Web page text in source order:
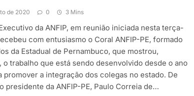
de 2020 0 3 Mins
da ANFIP, em reunião iniciada nesta terça-
com entusiasmo o Coral ANFIP-PE, formado
da Estadual de Pernambuco, que mostrou,
o trabalho que está sendo desenvolvido desde o ano
promover a integração dos colegas no estado. De
presidente da ANFIP-PE, Paulo Correia de…